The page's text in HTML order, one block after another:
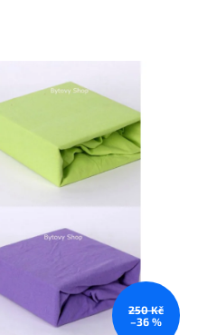
250 Kč
–36 %